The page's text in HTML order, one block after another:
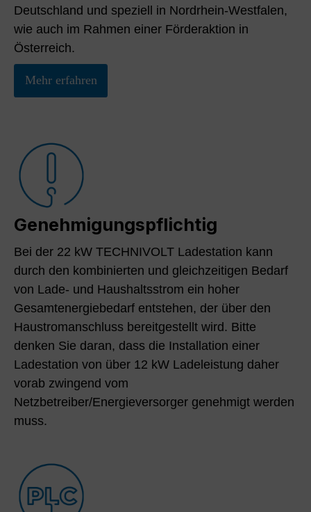
Deutschland und speziell in Nordrhein-Westfalen,
wie auch im Rahmen einer Förderaktion in
Österreich.
Mehr erfahren
Genehmigungspflichtig
Bei der 22 kW TECHNIVOLT Ladestation kann
durch den kombinierten und gleichzeitigen Bedarf
von Lade- und Haushaltsstrom ein hoher
Gesamtenergiebedarf entstehen, der über den
Haustromanschluss bereitgestellt wird. Bitte
denken Sie daran, dass die Installation einer
Ladestation von über 12 kW Ladeleistung daher
vorab zwingend vom
Netzbetreiber/Energieversorger genehmigt werden
muss.